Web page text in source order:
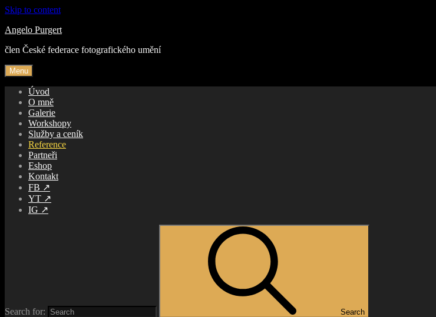
Skip to content
Angelo Purgert
člen České federace fotografického umění
Menu
Úvod
O mně
Galerie
Workshopy
Služby a ceník
Reference
Partneři
Eshop
Kontakt
FB ↗️
YT ↗️
IG ↗️
Search for: Search